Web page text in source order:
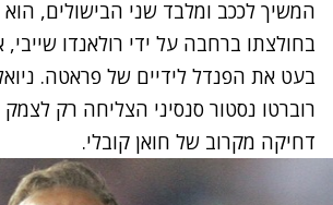
המשיך לככב ומלבד שני הבישולים,
בחולצתו ברחבה על ידי רולאנדו שייבי,
בעט את הפנדל לידיים של פראטה.
דחיקה מקרוב של חואן קובלי.